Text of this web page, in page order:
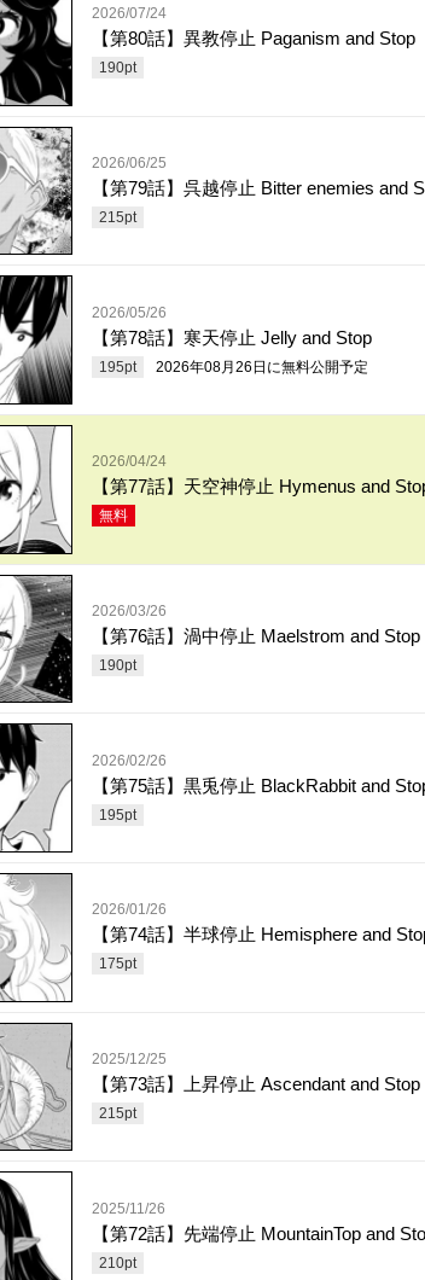
2026/07/24
【第80話】異教停止 Paganism and Stop
190pt
2026/06/25
【第79話】呉越停止 Bitter enemies and
215pt
2026/05/26
【第78話】寒天停止 Jelly and Stop
195pt 2026年08月26日 に無料公開予定
2026/04/24
【第77話】天空神停止 Hymenus and
無料
2026/03/26
【第76話】渦中停止 Maelstrom and Stop
190pt
2026/02/26
【第75話】黒兎停止 BlackRabbit and
195pt
2026/01/26
【第74話】半球停止 Hemisphere and
175pt
2025/12/25
【第73話】上昇停止 Ascendant and Stop
215pt
2025/11/26
【第72話】先端停止 MountainTop and
210pt